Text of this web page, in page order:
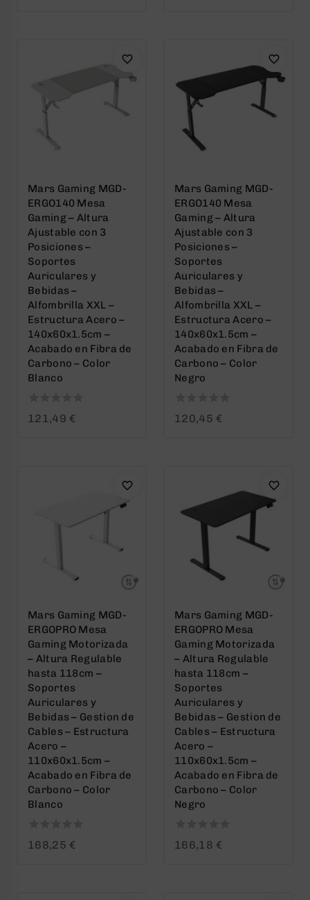
Mars Gaming MGD-
ERGO140 Mesa
Gaming – Altura
Ajustable con 3
Posiciones –
Soportes
Auriculares y
Bebidas –
Alfombrilla XXL –
Estructura Acero –
140x60x1.5cm –
Acabado en Fibra de
Carbono – Color
Blanco
0121,49 €
Mars Gaming MGD-
ERGO140 Mesa
Gaming – Altura
Ajustable con 3
Posiciones –
Soportes
Auriculares y
Bebidas –
Alfombrilla XXL –
Estructura Acero –
140x60x1.5cm –
Acabado en Fibra de
Carbono – Color
Negro
0120,45 €
Mars Gaming MGD-
ERGOPRO Mesa
Gaming Motorizada
– Altura Regulable
hasta 118cm –
Soportes
Auriculares y
Bebidas – Gestion de
Cables – Estructura
Acero –
110x60x1.5cm –
Acabado en Fibra de
Carbono – Color
Blanco
0168,25 €
Mars Gaming MGD-
ERGOPRO Mesa
Gaming Motorizada
– Altura Regulable
hasta 118cm –
Soportes
Auriculares y
Bebidas – Gestion de
Cables – Estructura
Acero –
110x60x1.5cm –
Acabado en Fibra de
Carbono – Color
Negro
0166,18 €